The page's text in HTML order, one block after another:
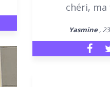
chéri, ma
Yasmine,